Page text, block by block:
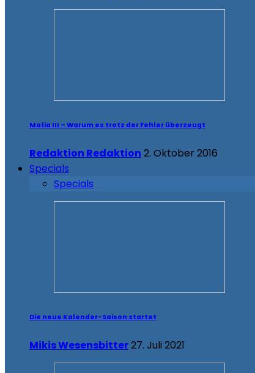
Mafia III – Warum es trotz der Fehler überzeugt
Redaktion Redaktion 2. Oktober 2016
Specials
Specials
Die neue Kalender-Saison startet
Mikis Wesensbitter27. Juli 2021